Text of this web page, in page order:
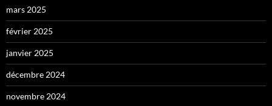
mars 2025
février 2025
janvier 2025
décembre 2024
novembre 2024